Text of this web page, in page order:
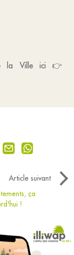
la Ville ici 👉
Article suivant
ça
!